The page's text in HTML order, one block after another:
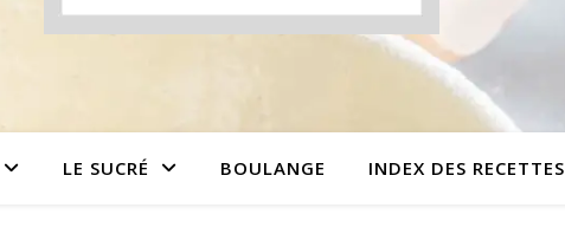
LE SUCRÉ BOULANGE INDEX DES RECETTES